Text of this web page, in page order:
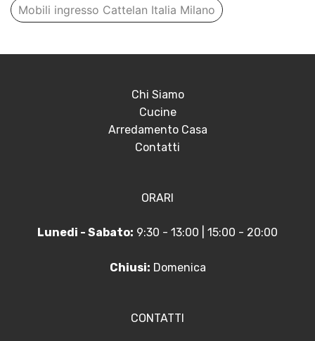
Mobili ingresso Cattelan Italia Milano
Chi Siamo
Cucine
Arredamento Casa
Contatti
ORARI
Lunedi - Sabato: 9:30 - 13:00 | 15:00 - 20:00
Chiusi: Domenica
CONTATTI